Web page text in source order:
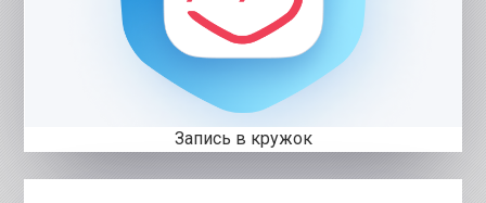
Запись в кружок